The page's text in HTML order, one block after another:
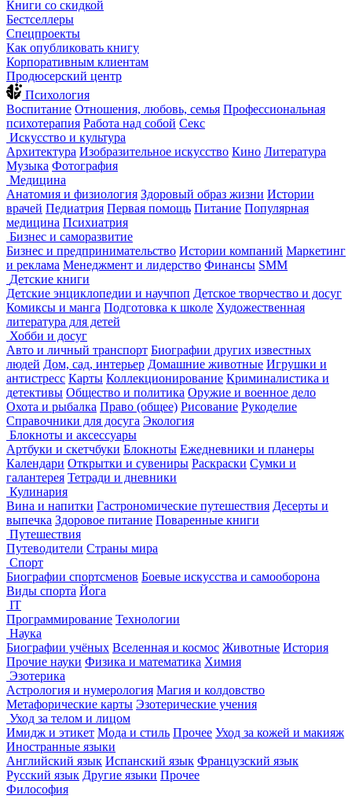
Книги со скидкой
Бестселлеры
Спецпроекты
Как опубликовать книгу
Корпоративным клиентам
Продюсерский центр
Психология
Воспитание Отношения, любовь, семья Профессиональная
психотерапия Работа над собой Секс
Искусство и культура
Архитектура Изобразительное искусство Кино Литература
Музыка Фотография
Медицина
Анатомия и физиология Здоровый образ жизни Истории
врачей Педиатрия Первая помощь Питание Популярная
медицина Психиатрия
Бизнес и саморазвитие
Бизнес и предпринимательство Истории компаний Маркетинг
и реклама Менеджмент и лидерство Финансы SMM
Детские книги
Детские энциклопедии и научпоп Детское творчество и досуг
Комиксы и манга Подготовка к школе Художественная
литература для детей
Хобби и досуг
Авто и личный транспорт Биографии других известных
людей Дом, сад, интерьер Домашние животные Игрушки и
антистресс Карты Коллекционирование Криминалистика и
детективы Общество и политика Оружие и военное дело
Охота и рыбалка Право (общее) Рисование Рукоделие
Справочники для досуга Экология
Блокноты и аксессуары
Артбуки и скетчбуки Блокноты Ежедневники и планеры
Календари Открытки и сувениры Раскраски Сумки и
галантерея Тетради и дневники
Кулинария
Вина и напитки Гастрономические путешествия Десерты и
выпечка Здоровое питание Поваренные книги
Путешествия
Путеводители Страны мира
Спорт
Биографии спортсменов Боевые искусства и самооборона
Виды спорта Йога
IT
Программирование Технологии
Наука
Биографии учёных Вселенная и космос Животные История
Прочие науки Физика и математика Химия
Эзотерика
Астрология и нумерология Магия и колдовство
Метафорические карты Эзотерические учения
Уход за телом и лицом
Имидж и этикет Мода и стиль Прочее Уход за кожей и макияж
Иностранные языки
Английский язык Испанский язык Французский язык
Русский язык Другие языки Прочее
Философия